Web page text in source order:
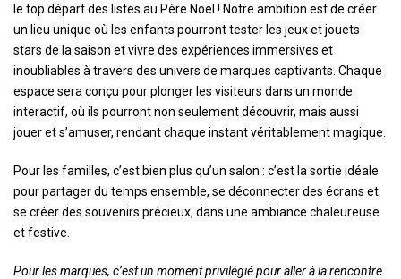
le top départ des listes au Père Noël ! Notre ambition est de créer
un lieu unique où les enfants pourront tester les jeux et jouets
stars de la saison et vivre des expériences immersives et
inoubliables à travers des univers de marques captivants. Chaque
espace sera conçu pour plonger les visiteurs dans un monde
interactif, où ils pourront non seulement découvrir, mais aussi
jouer et s’amuser, rendant chaque instant véritablement magique.
Pour les familles, c’est bien plus qu’un salon : c’est la sortie idéale
pour partager du temps ensemble, se déconnecter des écrans et
se créer des souvenirs précieux, dans une ambiance chaleureuse
et festive.
Pour les marques, c’est un moment privilégié pour aller à la rencontre